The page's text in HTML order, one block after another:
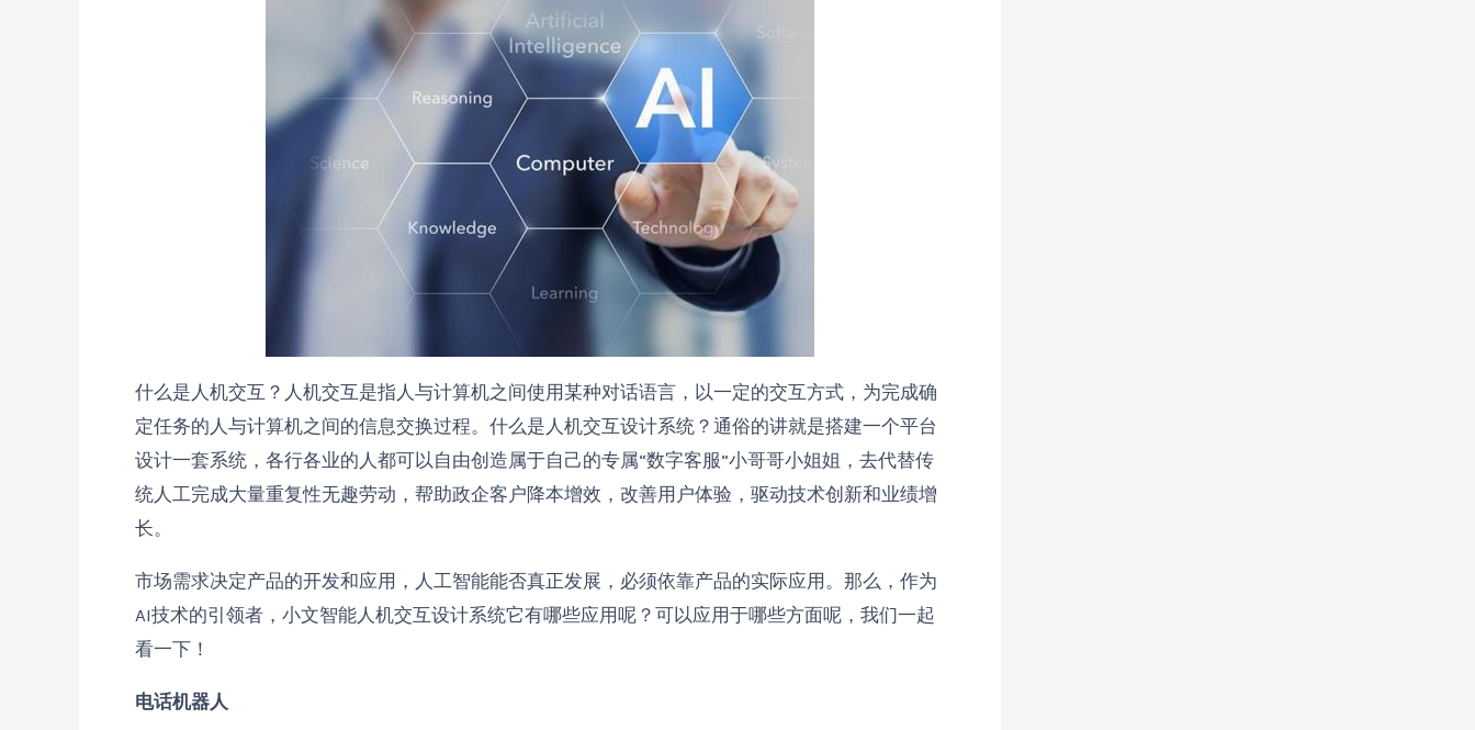
什么是人机交互？人机交互是指人与计算机之间使用某种对话语言，以一定的交互方式，为完成确
定任务的人与计算机之间的信息交换过程。什么是人机交互设计系统？通俗的讲就是搭建一个平台
设计一套系统，各行各业的人都可以自由创造属于自己的专属“数字客服”小哥哥小姐姐，去代替传
统人工完成大量重复性无趣劳动，帮助政企客户降本增效，改善用户体验，驱动技术创新和业绩增
长。
市场需求决定产品的开发和应用，人工智能能否真正发展，必须依靠产品的实际应用。那么，作为
AI技术的引领者，小文智能人机交互设计系统它有哪些应用呢？可以应用于哪些方面呢，我们一起
看一下！
电话机器人